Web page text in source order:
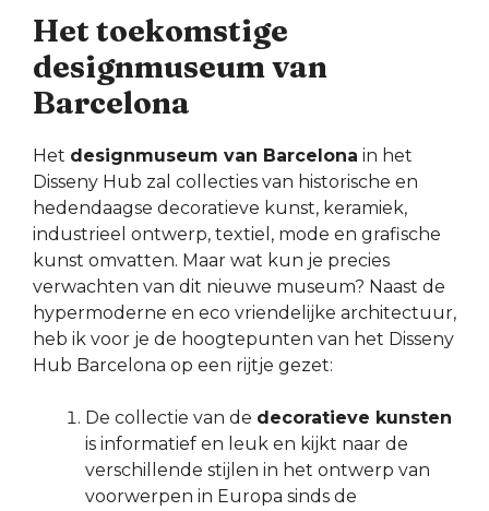
Het toekomstige
designmuseum van
Barcelona
Het designmuseum van Barcelona in het
Disseny Hub zal collecties van historische en
hedendaagse decoratieve kunst, keramiek,
industrieel ontwerp, textiel, mode en grafische
kunst omvatten. Maar wat kun je precies
verwachten van dit nieuwe museum? Naast de
hypermoderne en eco vriendelijke architectuur,
heb ik voor je de hoogtepunten van het Disseny
Hub Barcelona op een rijtje gezet:
De collectie van de decoratieve kunsten
is informatief en leuk en kijkt naar de
verschillende stijlen in het ontwerp van
voorwerpen in Europa sinds de